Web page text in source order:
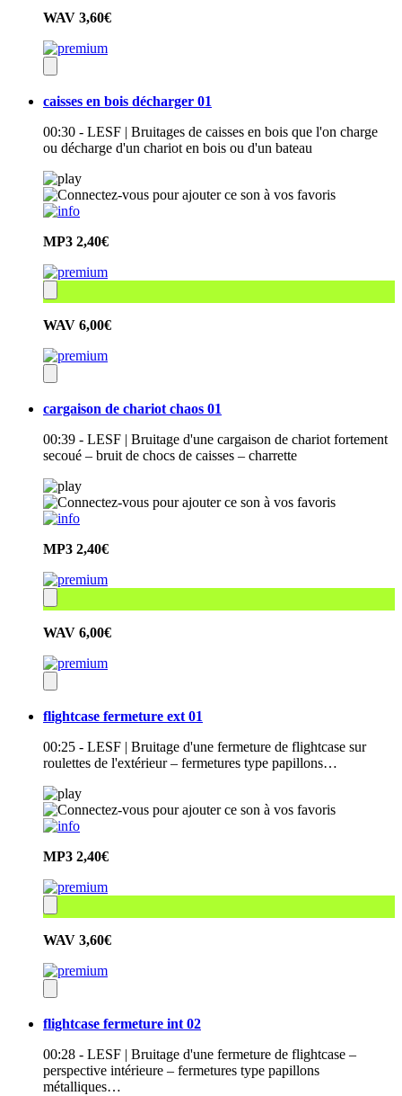
WAV 3,60€
caisses en bois décharger 01
00:30 - LESF | Bruitages de caisses en bois que l'on charge
ou décharge d'un chariot en bois ou d'un bateau
MP3 2,40€
WAV 6,00€
cargaison de chariot chaos 01
00:39 - LESF | Bruitage d'une cargaison de chariot fortement
secoué – bruit de chocs de caisses – charrette
MP3 2,40€
WAV 6,00€
flightcase fermeture ext 01
00:25 - LESF | Bruitage d'une fermeture de flightcase sur
roulettes de l'extérieur – fermetures type papillons…
MP3 2,40€
WAV 3,60€
flightcase fermeture int 02
00:28 - LESF | Bruitage d'une fermeture de flightcase –
perspective intérieure – fermetures type papillons
métalliques…